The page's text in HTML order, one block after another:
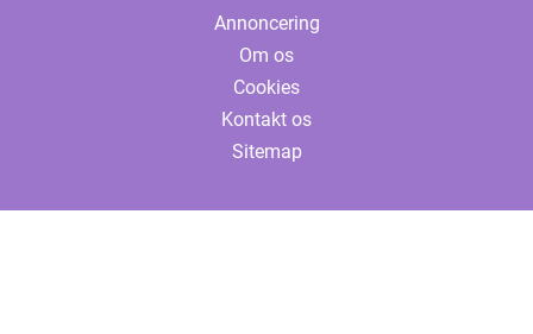
Annoncering
Om os
Cookies
Kontakt os
Sitemap